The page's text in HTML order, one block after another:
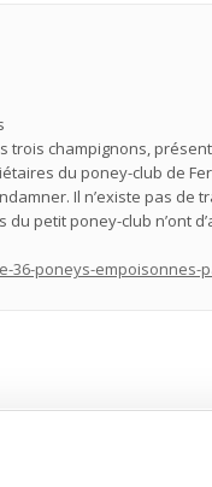
champignons,
du poney-club de
Il n’existe pas de
petit poney-club n’ont
poneys-empoisonnes-